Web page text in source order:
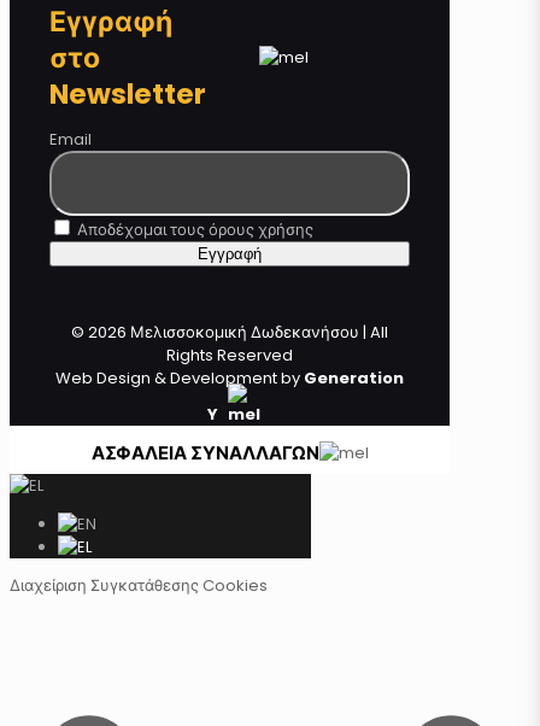
Εγγραφή
στο
Newsletter
Email
Αποδέχομαι τους όρους χρήσης
© 2026 Μελισσοκομική Δωδεκανήσου | All
Rights Reserved
Web Design & Development by Generation
Y
ΑΣΦΑΛΕΙΑ ΣΥΝΑΛΛΑΓΩΝ
Διαχείριση Συγκατάθεσης Cookies